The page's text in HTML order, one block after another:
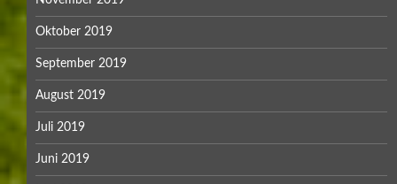
Oktober 2019
September 2019
August 2019
Juli 2019
Juni 2019